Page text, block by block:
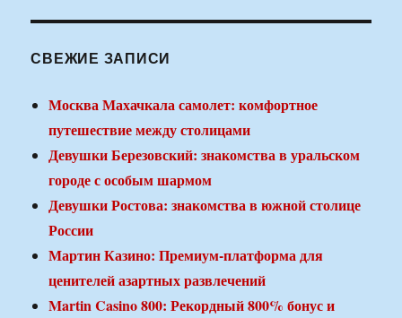
СВЕЖИЕ ЗАПИСИ
Москва Махачкала самолет: комфортное
путешествие между столицами
Девушки Березовский: знакомства в уральском
городе с особым шармом
Девушки Ростова: знакомства в южной столице
России
Мартин Казино: Премиум-платформа для
ценителей азартных развлечений
Martin Casino 800: Рекордный 800% бонус и